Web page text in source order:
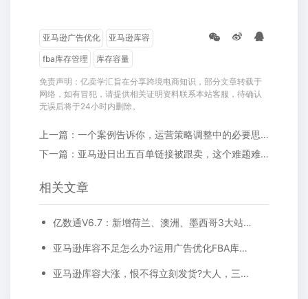
亚马逊广告优化 亚马逊库容
fba库存管理 库存容量
免责声明：亿卖学汇旨在分享跨境电商知识，部分文章转载于
网络，如有冒犯，请提供相关证明资料联系本站客服，待确认
无误后将于24小时内删除。
上一篇：一个案例告诉你，运营策略调整中的必要思考
下一篇：亚马逊日出五百单链接被跟卖，这个难题难倒无数卖家!
相关文章
亿数通V6.7：新增荷兰、澳洲、墨西哥3大站点，10余项广告功能优化...
亚马逊库容不足怎么办?运用广告优化FBA库存管理，合规高效提高库容量!
亚马逊库容大涨，恨不得立刻发货?大人，三思啊!